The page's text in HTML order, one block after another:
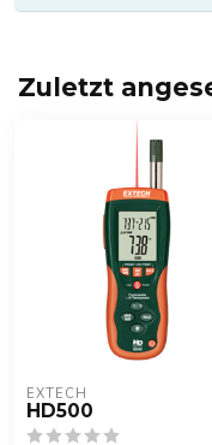
Zuletzt
EXTECH
HD500